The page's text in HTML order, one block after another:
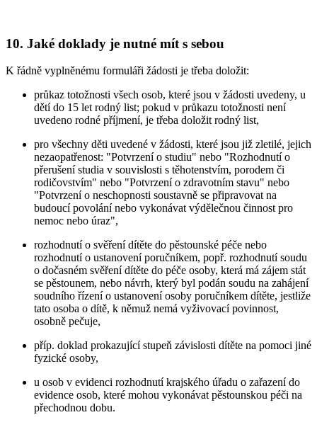
10. Jaké doklady je nutné mít s sebou
K řádně vyplněnému formuláři žádosti je třeba doložit:
průkaz totožnosti všech osob, které jsou v žádosti uvedeny, u
dětí do 15 let rodný list; pokud v průkazu totožnosti není
uvedeno rodné příjmení, je třeba doložit rodný list,
pro všechny děti uvedené v žádosti, které jsou již zletilé, jejich
nezaopatřenost: "Potvrzení o studiu" nebo "Rozhodnutí o
přerušení studia v souvislosti s těhotenstvím, porodem či
rodičovstvím" nebo "Potvrzení o zdravotním stavu" nebo
"Potvrzení o neschopnosti soustavně se připravovat na
budoucí povolání nebo vykonávat výdělečnou činnost pro
nemoc nebo úraz",
rozhodnutí o svěření dítěte do pěstounské péče nebo
rozhodnutí o ustanovení poručníkem, popř. rozhodnutí soudu
o dočasném svěření dítěte do péče osoby, která má zájem stát
se pěstounem, nebo návrh, který byl podán soudu na zahájení
soudního řízení o ustanovení osoby poručníkem dítěte, jestliže
tato osoba o dítě, k němuž nemá vyživovací povinnost,
osobně pečuje,
příp. doklad prokazující stupeň závislosti dítěte na pomoci jiné
fyzické osoby,
u osob v evidenci rozhodnutí krajského úřadu o zařazení do
evidence osob, které mohou vykonávat pěstounskou péči na
přechodnou dobu.